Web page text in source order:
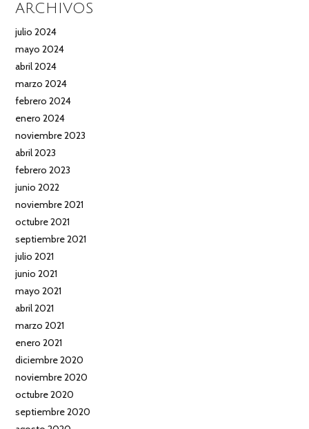
ARCHIVOS
julio 2024
mayo 2024
abril 2024
marzo 2024
febrero 2024
enero 2024
noviembre 2023
abril 2023
febrero 2023
junio 2022
noviembre 2021
octubre 2021
septiembre 2021
julio 2021
junio 2021
mayo 2021
abril 2021
marzo 2021
enero 2021
diciembre 2020
noviembre 2020
octubre 2020
septiembre 2020